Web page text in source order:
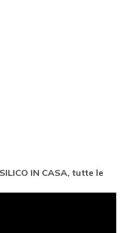
IN CASA, tutte le